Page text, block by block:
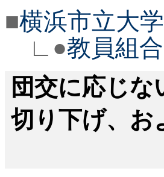
■横浜市立大
∟●教員組
団交に応じ
切り下げ、お